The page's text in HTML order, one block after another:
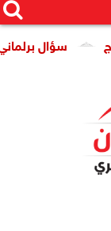
سؤال برلماني